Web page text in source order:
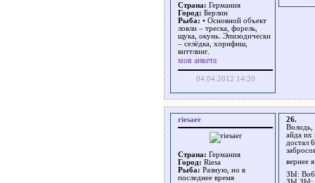
Страна: Германия
Город: Берлин
Рыба: • Основной объект
ловли – треска, форель,
щука, окунь. Эпизодически
– селёдка, хорнфиш,
виттлинг.
моя анкета
04.04.2012 14:20
riesaer
Страна: Германия
Город: Riesa
Рыба: Разную, но в
последнее время
26.
Володь,
айда их
достал
вернее
ЗЫ: